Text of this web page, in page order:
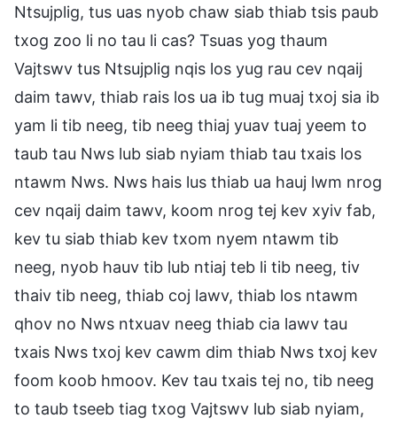
Ntsujplig, tus uas nyob chaw siab thiab tsis paub
txog zoo li no tau li cas? Tsuas yog thaum
Vajtswv tus Ntsujplig nqis los yug rau cev nqaij
daim tawv, thiab rais los ua ib tug muaj txoj sia ib
yam li tib neeg, tib neeg thiaj yuav tuaj yeem to
taub tau Nws lub siab nyiam thiab tau txais los
ntawm Nws. Nws hais lus thiab ua hauj lwm nrog
cev nqaij daim tawv, koom nrog tej kev xyiv fab,
kev tu siab thiab kev txom nyem ntawm tib
neeg, nyob hauv tib lub ntiaj teb li tib neeg, tiv
thaiv tib neeg, thiab coj lawv, thiab los ntawm
qhov no Nws ntxuav neeg thiab cia lawv tau
txais Nws txoj kev cawm dim thiab Nws txoj kev
foom koob hmoov. Kev tau txais tej no, tib neeg
to taub tseeb tiag txog Vajtswv lub siab nyiam,